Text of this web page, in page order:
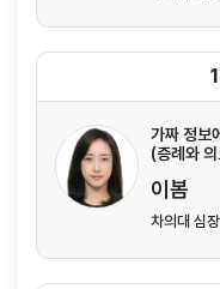
가짜 정보
(증례와
이봄
차의대 심